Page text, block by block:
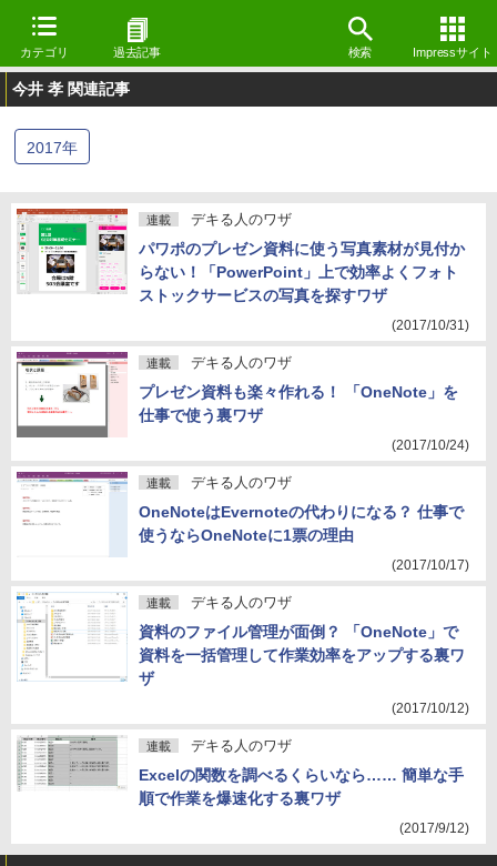
カテゴリ 過去記事 検索 Impressサイト
今井 孝 関連記事
2017年
連載 デキる人のワザ
パワポのプレゼン資料に使う写真素材が見付か
らない！「PowerPoint」上で効率よくフォト
ストックサービスの写真を探すワザ
(2017/10/31)
連載 デキる人のワザ
プレゼン資料も楽々作れる！ 「OneNote」を
仕事で使う裏ワザ
(2017/10/24)
連載 デキる人のワザ
OneNoteはEvernoteの代わりになる？ 仕事で
使うならOneNoteに1票の理由
(2017/10/17)
連載 デキる人のワザ
資料のファイル管理が面倒？ 「OneNote」で
資料を一括管理して作業効率をアップする裏ワ
ザ
(2017/10/12)
連載 デキる人のワザ
Excelの関数を調べるくらいなら…… 簡単な手
順で作業を爆速化する裏ワザ
(2017/9/12)